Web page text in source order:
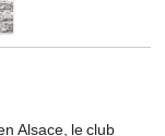
Alsace, le club